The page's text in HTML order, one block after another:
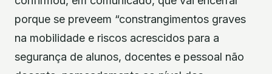
porque se preveem “constrangimentos graves
na mobilidade e riscos acrescidos para a
segurança de alunos, docentes e pessoal não